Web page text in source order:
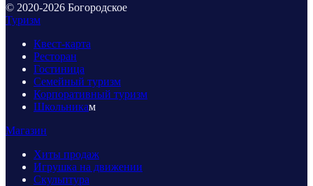
© 2020-2026 Богородское
Туризм
Квест-карта
Ресторан
Гостиница
Семейный туризм
Корпоративный туризм
Школьникам
Магазин
Хиты продаж
Игрушка на движении
Скульптура